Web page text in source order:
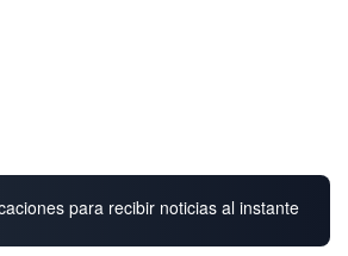
para recibir noticias al instante